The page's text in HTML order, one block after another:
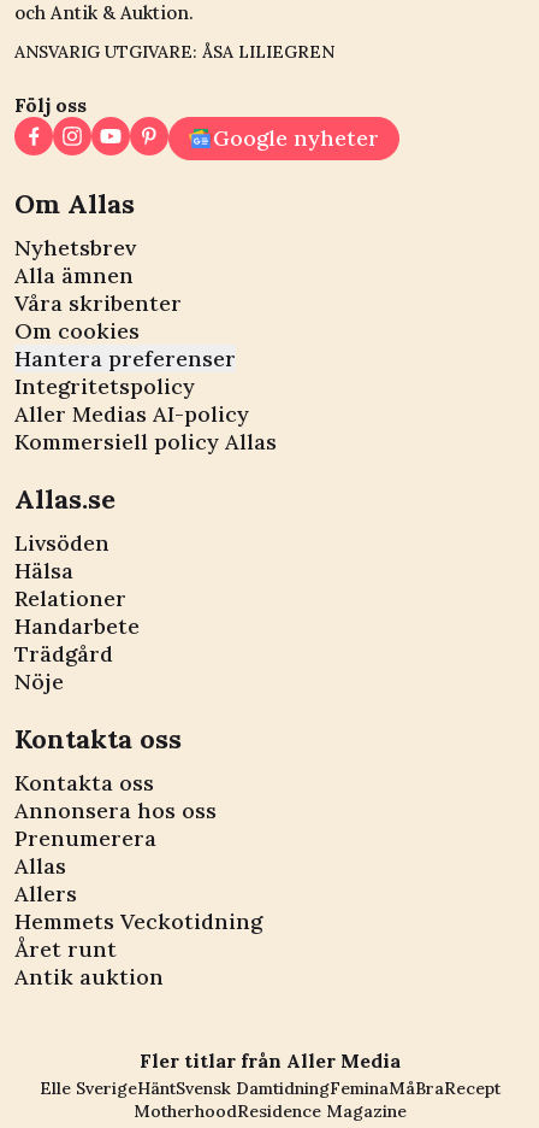
och Antik & Auktion.
ANSVARIG UTGIVARE: ÅSA LILIEGREN
Följ oss
Google nyheter
Om Allas
Nyhetsbrev
Alla ämnen
Våra skribenter
Om cookies
Hantera preferenser
Integritetspolicy
Aller Medias AI-policy
Kommersiell policy Allas
Allas.se
Livsöden
Hälsa
Relationer
Handarbete
Trädgård
Nöje
Kontakta oss
Kontakta oss
Annonsera hos oss
Prenumerera
Allas
Allers
Hemmets Veckotidning
Året runt
Antik auktion
Fler titlar från Aller Media
Elle SverigeHäntSvensk DamtidningFeminaMåBraRecept
MotherhoodResidence Magazine